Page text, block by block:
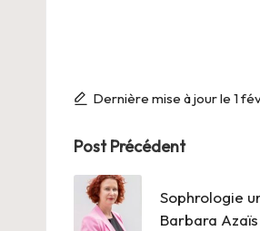
Dernière mise à jour le 1
Post
navigation
Post Précédent
Sophrologie
Barbara Azaïs